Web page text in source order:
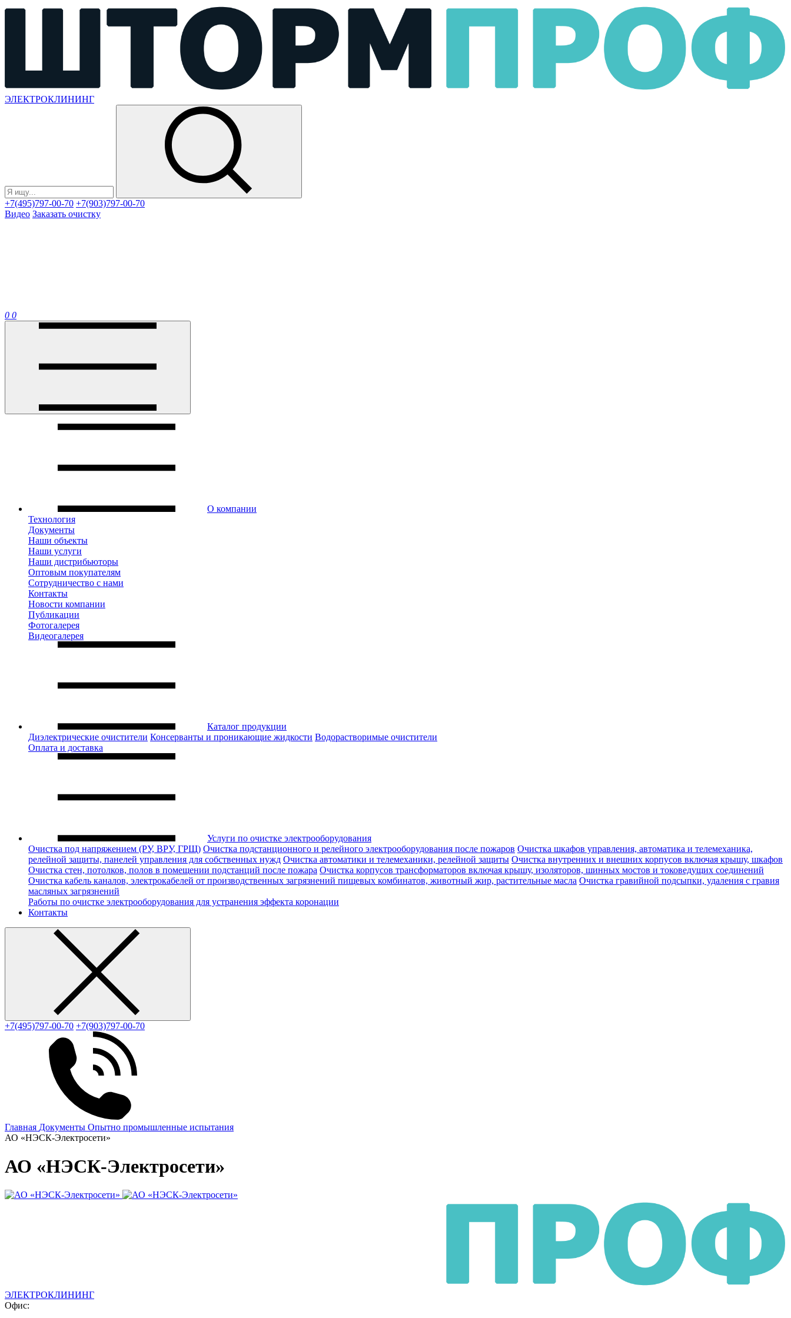
ЭЛЕКТРОКЛИНИНГ
+7(495)797-00-70 +7(903)797-00-70
Видео Заказать очистку
0 0
О компании
Технология
Документы
Наши объекты
Наши услуги
Наши дистрибьюторы
Оптовым покупателям
Сотрудничество с нами
Контакты
Новости компании
Публикации
Фотогалерея
Видеогалерея
Каталог продукции
Диэлектрические очистители Консерванты и проникающие жидкости Водорастворимые очистители
Оплата и доставка
Услуги по очистке электрооборудования
Очистка под напряжением (РУ, ВРУ, ГРЩ) Очистка подстанционного и релейного электрооборудования после пожаров Очистка шкафов управления, автоматика и телемеханика,
релейной защиты, панелей управления для собственных нужд Очистка автоматики и телемеханики, релейной защиты Очистка внутренних и внешних корпусов включая крышу, шкафов
Очистка стен, потолков, полов в помещении подстанций после пожара Очистка корпусов трансформаторов включая крышу, изоляторов, шинных мостов и токоведущих соединений
Очистка кабель каналов, электрокабелей от производственных загрязнений пищевых комбинатов, животный жир, растительные масла Очистка гравийной подсыпки, удаления с гравия
масляных загрязнений
Работы по очистке электрооборудования для устранения эффекта коронации
Контакты
+7(495)797-00-70 +7(903)797-00-70
Главная Документы Опытно промышленные испытания
АО «НЭСК-Электросети»
АО «НЭСК-Электросети»
ЭЛЕКТРОКЛИНИНГ
Офис: